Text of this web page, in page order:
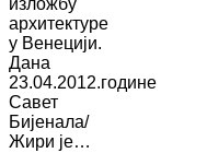
изложбу
архитектуре
у Венецији.
Дана
23.04.2012.године
Савет
Бијенала/
Жири је…